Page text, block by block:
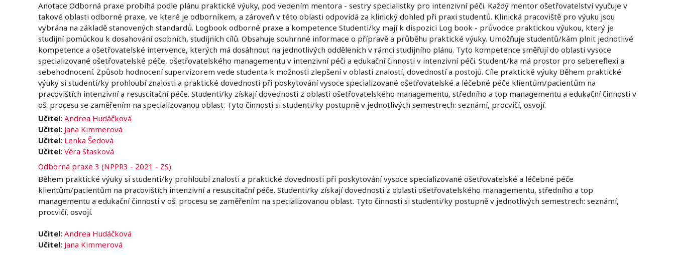
Anotace Odborná praxe probíhá podle plánu praktické výuky, pod vedením mentora - sestry specialistky pro intenzivní péči. Každý mentor ošetřovatelství vyučuje v
takové oblasti odborné praxe, ve které je odborníkem, a zároveň v této oblasti odpovídá za klinický dohled při praxi studentů. Klinická pracoviště pro výuku jsou
vybrána na základě stanovených standardů. Logbook odborné praxe a kompetence Studenti/ky mají k dispozici Log book - průvodce praktickou výukou, který je
studijní pomůckou k dosahování osobních, studijních cílů. Obsahuje souhrnné informace o přípravě a průběhu praktické výuky. Umožňuje studentů/kám plnit jednotlivé
kompetence a ošetřovatelské intervence, kterých má dosáhnout na jednotlivých odděleních v rámci studijního plánu. Tyto kompetence směřují do oblasti vysoce
specializované ošetřovatelské péče, ošetřovatelského managementu v intenzivní péči a edukační činnosti v intenzivní péči. Student/ka má prostor pro sebereflexi a
sebehodnocení. Způsob hodnocení supervizorem vede studenta k možnosti zlepšení v oblasti znalostí, dovedností a postojů. Cíle praktické výuky Během praktické
výuky si studenti/ky prohloubí znalosti a praktické dovednosti při poskytování vysoce specializované ošetřovatelské a léčebné péče klientům/pacientům na
pracovištích intenzivní a resuscitační péče. Studenti/ky získají dovednosti z oblasti ošetřovatelského managementu, středního a top managementu a edukační činnosti v
oš. procesu se zaměřením na specializovanou oblast. Tyto činnosti si studenti/ky postupně v jednotlivých semestrech: seznámí, procvičí, osvojí.
Učitel: Andrea Hudáčková
Učitel: Jana Kimmerová
Učitel: Lenka Šedová
Učitel: Věra Stasková
Odborná praxe 3 (NPPR3 - 2021 - ZS)
Během praktické výuky si studenti/ky prohloubí znalosti a praktické dovednosti při poskytování vysoce specializované ošetřovatelské a léčebné péče
klientům/pacientům na pracovištích intenzivní a resuscitační péče. Studenti/ky získají dovednosti z oblasti ošetřovatelského managementu, středního a top
managementu a edukační činnosti v oš. procesu se zaměřením na specializovanou oblast. Tyto činnosti si studenti/ky postupně v jednotlivých semestrech: seznámí,
procvičí, osvojí.
Učitel: Andrea Hudáčková
Učitel: Jana Kimmerová